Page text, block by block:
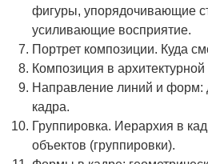
фигуры, упорядочивающие
усиливающие восприятие.
Портрет композиции. Куда
Композиция в
Направление линий и форм:
кадра.
Группировка. Иерархия в
объектов (группировки).